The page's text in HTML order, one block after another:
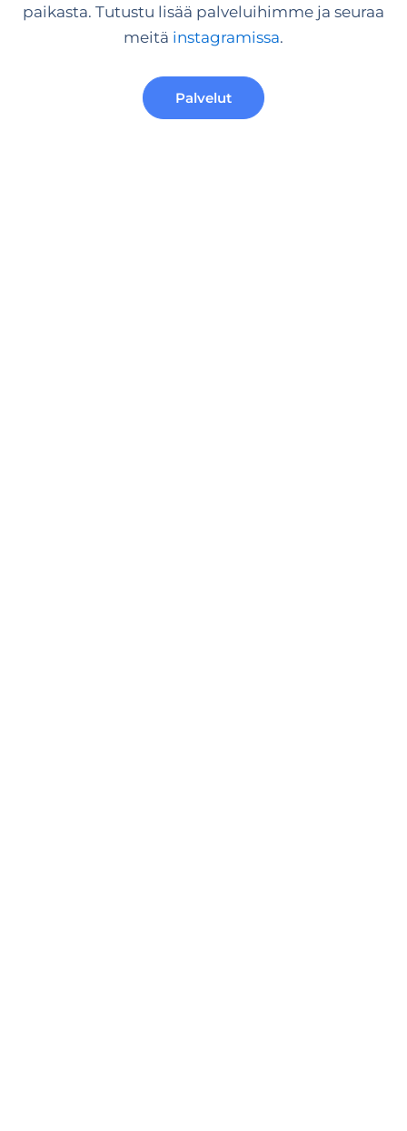
paikasta. Tutustu lisää palveluihimme ja seuraa
meitä instagramissa.
Palvelut